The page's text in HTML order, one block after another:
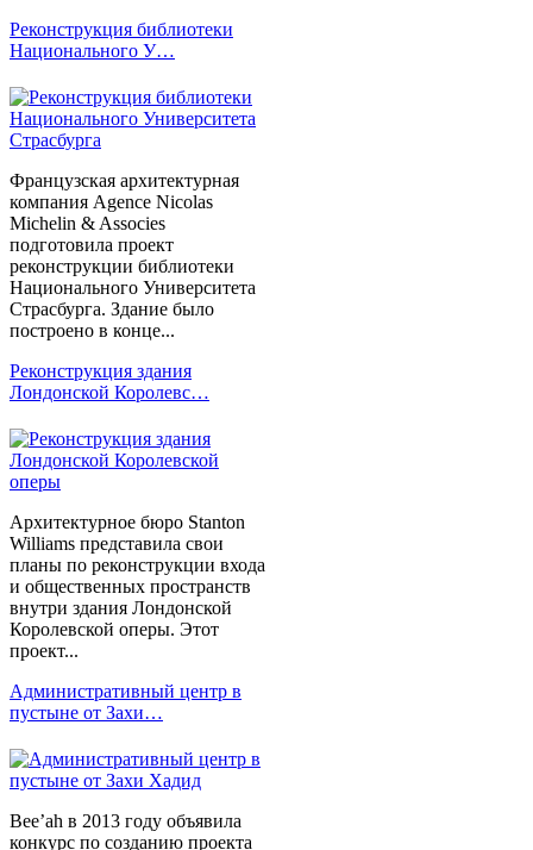
Реконструкция библиотеки
Национального У…
Французская архитектурная
компания Agence Nicolas
Michelin & Associes
подготовила проект
реконструкции библиотеки
Национального Университета
Страсбурга. Здание было
построено в конце...
Реконструкция здания
Лондонской Королевс…
Архитектурное бюро Stanton
Williams представила свои
планы по реконструкции входа
и общественных пространств
внутри здания Лондонской
Королевской оперы. Этот
проект...
Административный центр в
пустыне от Захи…
Bee’ah в 2013 году объявила
конкурс по созданию проекта